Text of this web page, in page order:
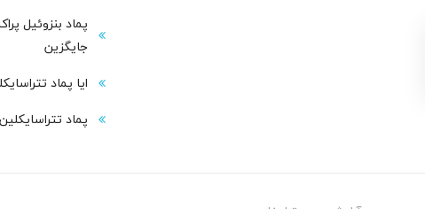
پماد بنزوئیل
جایگزین
ایا پماد
پماد